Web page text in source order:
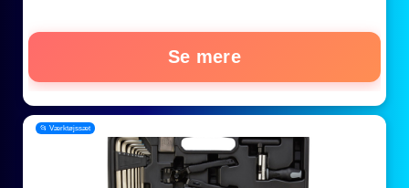
Se mere
📂 Værktøjssæt